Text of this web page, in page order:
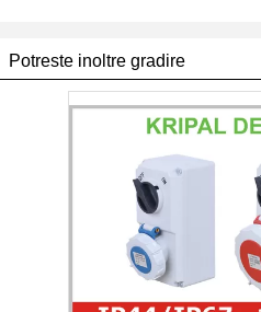
Potreste inoltre gradire